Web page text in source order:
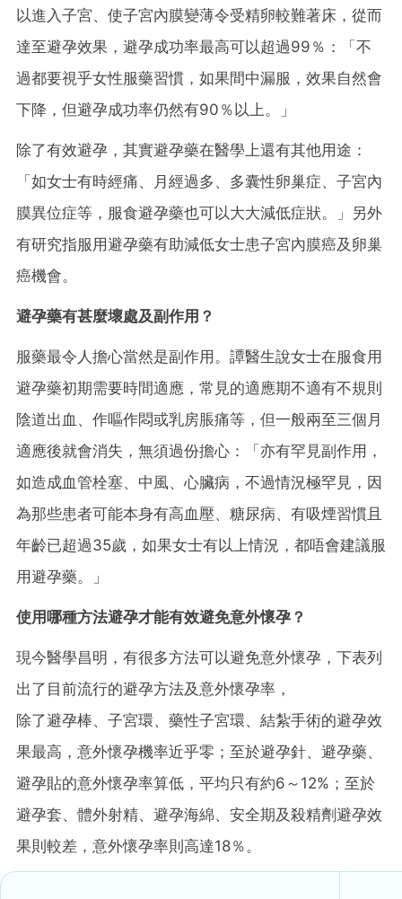
以進入子宮、使子宮內膜變薄令受精卵較難著床，從而
達至避孕效果，避孕成功率最高可以超過99％：「不
過都要視乎女性服藥習慣，如果間中漏服，效果自然會
下降，但避孕成功率仍然有90％以上。」
除了有效避孕，其實避孕藥在醫學上還有其他用途：
「如女士有時經痛、月經過多、多囊性卵巢症、子宮內
膜異位症等，服食避孕藥也可以大大減低症狀。」另外
有研究指服用避孕藥有助減低女士患子宮內膜癌及卵巢
癌機會。
避孕藥有甚麼壞處及副作用？
服藥最令人擔心當然是副作用。譚醫生說女士在服食用
避孕藥初期需要時間適應，常見的適應期不適有不規則
陰道出血、作嘔作悶或乳房脹痛等，但一般兩至三個月
適應後就會消失，無須過份擔心：「亦有罕見副作用，
如造成血管栓塞、中風、心臟病，不過情況極罕見，因
為那些患者可能本身有高血壓、糖尿病、有吸煙習慣且
年齡已超過35歲，如果女士有以上情況，都唔會建議服
用避孕藥。」
使用哪種方法避孕才能有效避免意外懷孕？
現今醫學昌明，有很多方法可以避免意外懷孕，下表列
出了目前流行的避孕方法及意外懷孕率，
除了避孕棒、子宮環、藥性子宮環、結紮手術的避孕效
果最高，意外懷孕機率近乎零；至於避孕針、避孕藥、
避孕貼的意外懷孕率算低，平均只有約6～12%；至於
避孕套、體外射精、避孕海綿、安全期及殺精劑避孕效
果則較差，意外懷孕率則高達18％。